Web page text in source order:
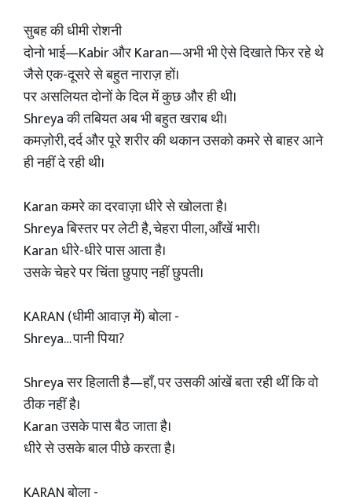
सुबह की धीमी रोशनी
दोनो भाई—Kabir और Karan—अभी भी ऐसे दिखाते फिर रहे थे
जैसे एक-दूसरे से बहुत नाराज़ हों।
पर असलियत दोनों के दिल में कुछ और ही थी।
Shreya की तबियत अब भी बहुत खराब थी।
कमज़ोरी, दर्द और पूरे शरीर की थकान उसको कमरे से बाहर आने
ही नहीं दे रही थी।
Karan कमरे का दरवाज़ा धीरे से खोलता है।
Shreya बिस्तर पर लेटी है, चेहरा पीला, आँखें भारी।
Karan धीरे-धीरे पास आता है।
उसके चेहरे पर चिंता छुपाए नहीं छुपती।
KARAN (धीमी आवाज़ में) बोला -
Shreya… पानी पिया?
Shreya सर हिलाती है—हाँ, पर उसकी आंखें बता रही थीं कि वो
ठीक नहीं है।
Karan उसके पास बैठ जाता है।
धीरे से उसके बाल पीछे करता है।